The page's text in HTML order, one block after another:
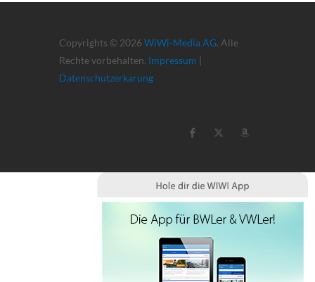
Copyrights © 2026 WiWi-Media AG. Alle
Rechte vorbehalten. Impressum |
Datenschutzerkärung